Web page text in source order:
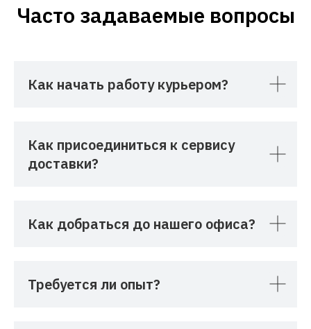
Часто задаваемые вопросы
Как начать работу курьером?
Как присоединиться к сервису
доставки?
Как добраться до нашего офиса?
Требуется ли опыт?